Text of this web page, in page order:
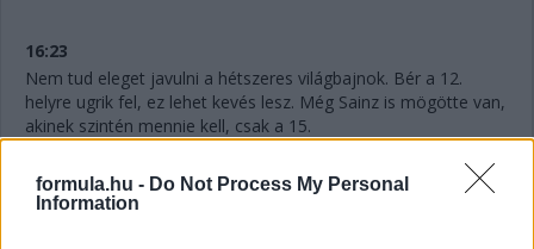
formula.hu - Do Not Process My Personal
Information
16:23
Nem tud eleget javulni a hétszeres világbajnok. Bér a 12.
helyre ugrik fel, ez lehet kevés lesz. Még Sainz is mögötte van,
akinek szintén mennie kell, csak a 15.
16:22